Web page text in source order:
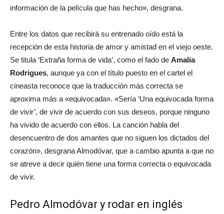
información de la película que has hecho», desgrana.
Entre los datos que recibirá su entrenado oído está la
recepción de esta historia de amor y amistad en el viejo oeste.
Se titula ‘Extraña forma de vida’, como el fado de Amalia
Rodrigues, aunque ya con el título puesto en el cartel el
cineasta reconoce que la traducción más correcta se
aproxima más a «equivocada». «Sería ‘Una equivocada forma
de vivir’, de vivir de acuerdo con sus deseos, porque ninguno
ha vivido de acuerdo con ellos. La canción habla del
desencuentro de dos amantes que no siguen los dictados del
corazón», desgrana Almodóvar, que a cambio apunta a que no
se atreve a decir quién tiene una forma correcta o equivocada
de vivir.
Pedro Almodóvar y rodar en inglés